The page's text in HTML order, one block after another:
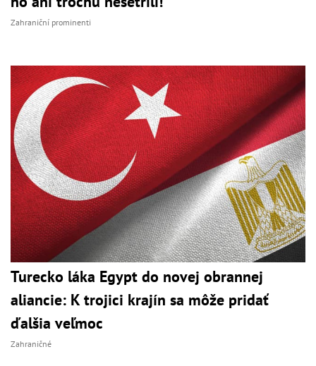
Zahraniční prominenti
Turecko láka Egypt do novej obrannej
aliancie: K trojici krajín sa môže pridať
ďalšia veľmoc
Zahraničné